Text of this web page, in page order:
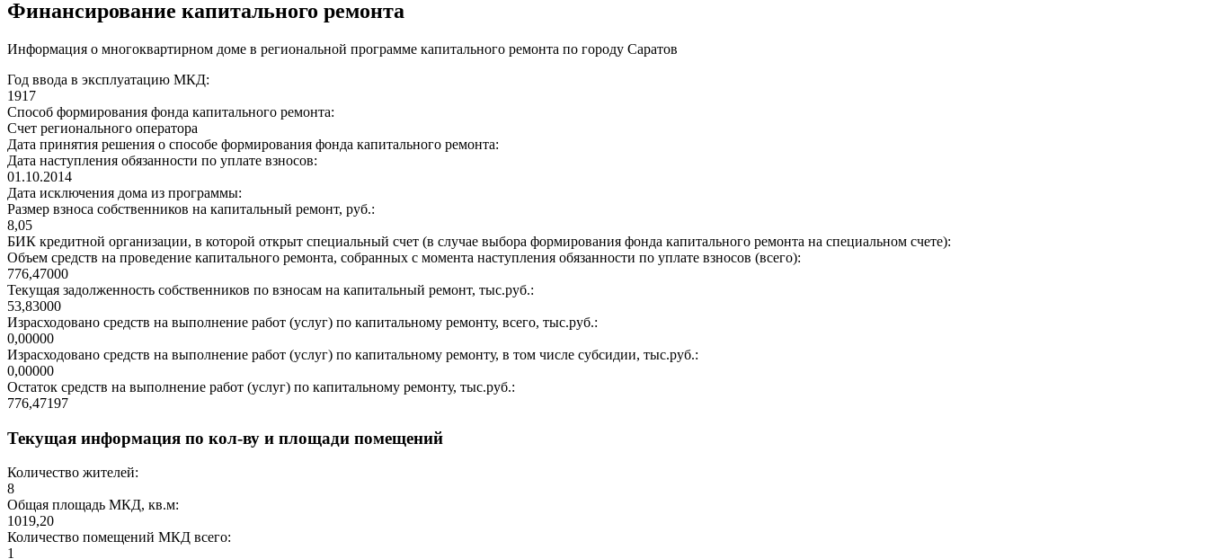
Финансирование капитального ремонта
Информация о многоквартирном доме в региональной программе капитального ремонта по городу Саратов
Год ввода в эксплуатацию МКД:
1917
Способ формирования фонда капитального ремонта:
Счет регионального оператора
Дата принятия решения о способе формирования фонда капитального ремонта:
Дата наступления обязанности по уплате взносов:
01.10.2014
Дата исключения дома из программы:
Размер взноса собственников на капитальный ремонт, руб.:
8,05
БИК кредитной организации, в которой открыт специальный счет (в случае выбора формирования фонда капитального ремонта на специальном счете):
Объем средств на проведение капитального ремонта, собранных с момента наступления обязанности по уплате взносов (всего):
776,47000
Текущая задолженность собственников по взносам на капитальный ремонт, тыс.руб.:
53,83000
Израсходовано средств на выполнение работ (услуг) по капитальному ремонту, всего, тыс.руб.:
0,00000
Израсходовано средств на выполнение работ (услуг) по капитальному ремонту, в том числе субсидии, тыс.руб.:
0,00000
Остаток средств на выполнение работ (услуг) по капитальному ремонту, тыс.руб.:
776,47197
Текущая информация по кол-ву и площади помещений
Количество жителей:
8
Общая площадь МКД, кв.м:
1019,20
Количество помещений МКД всего:
1